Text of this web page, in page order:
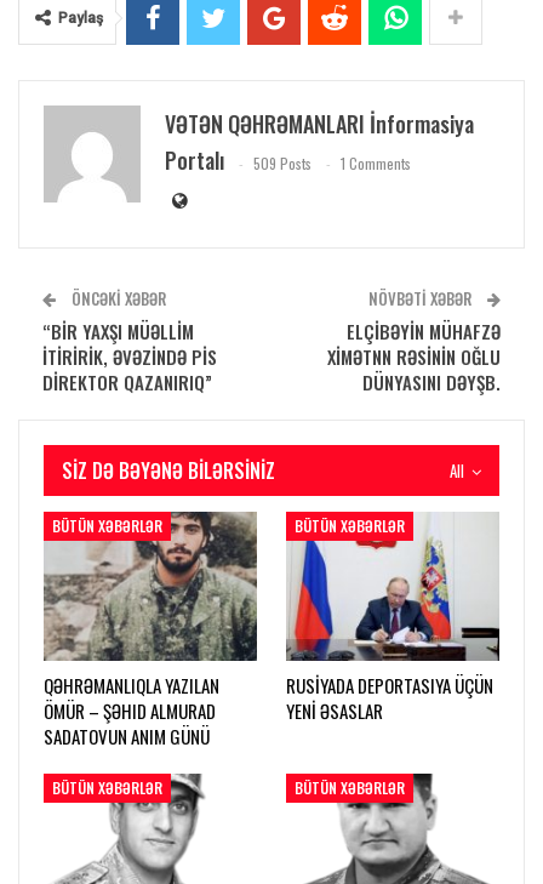
Paylaş
VƏTƏN QƏHRƏMANLARI İnformasiya
Portalı
509 Posts 1 Comments
ÖNCƏKI XƏBƏR
“BİR YAXŞI MÜƏLLİM
İTİRİRİK, ƏVƏZİNDƏ PİS
DİREKTOR QAZANIRIQ”
NÖVBƏTI XƏBƏR
ELÇİBƏYİN MÜHAFZƏ
XİMƏTNN RƏSİNİN OĞLU
DÜNYASINI DƏYŞB.
All
SIZ DƏ BƏYƏNƏ BILƏRSINIZ
BÜTÜN XƏBƏRLƏR
QƏHRƏMANLIQLA YAZILAN
ÖMÜR – ŞƏHID ALMURAD
SADATOVUN ANIM GÜNÜ
BÜTÜN XƏBƏRLƏR
RUSİYADA DEPORTASIYA ÜÇÜN
YENİ ƏSASLAR
BÜTÜN XƏBƏRLƏR BÜTÜN XƏBƏRLƏR